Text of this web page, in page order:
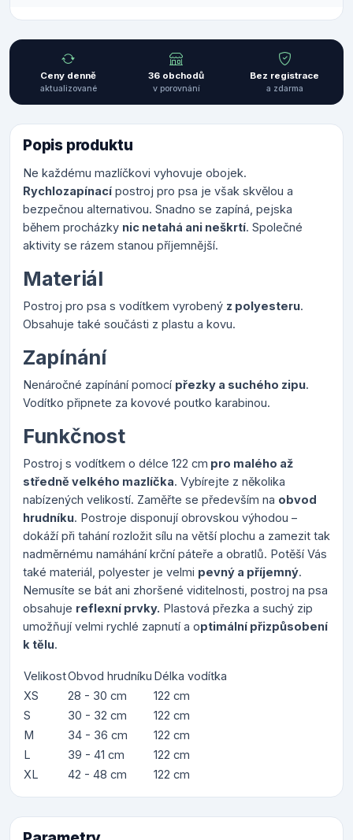
Ceny denně
aktualizované
36 obchodů
v porovnání
Bez registrace
a zdarma
Popis produktu
Ne každému mazlíčkovi vyhovuje obojek.
Rychlozapínací postroj pro psa je však skvělou a
bezpečnou alternativou. Snadno se zapíná, pejska
během procházky nic netahá ani neškrtí. Společné
aktivity se rázem stanou příjemnější.
Materiál
Postroj pro psa s vodítkem vyrobený z polyesteru.
Obsahuje také součásti z plastu a kovu.
Zapínání
Nenáročné zapínání pomocí přezky a suchého zipu.
Vodítko připnete za kovové poutko karabinou.
Funkčnost
Postroj s vodítkem o délce 122 cm pro malého až
středně velkého mazlíčka. Vybírejte z několika
nabízených velikostí. Zaměřte se především na obvod
hrudníku. Postroje disponují obrovskou výhodou –
dokáží při tahání rozložit sílu na větší plochu a zamezit tak
nadměrnému namáhání krční páteře a obratlů. Potěší Vás
také materiál, polyester je velmi pevný a příjemný.
Nemusíte se bát ani zhoršené viditelnosti, postroj na psa
obsahuje reflexní prvky. Plastová přezka a suchý zip
umožňují velmi rychlé zapnutí a optimální přizpůsobení
k tělu.
VelikostObvod hrudníku Délka vodítka
XS
28 - 30 cm
122 cm
S
30 - 32 cm
122 cm
M
34 - 36 cm
122 cm
L
39 - 41 cm
122 cm
XL
42 - 48 cm 122 cm